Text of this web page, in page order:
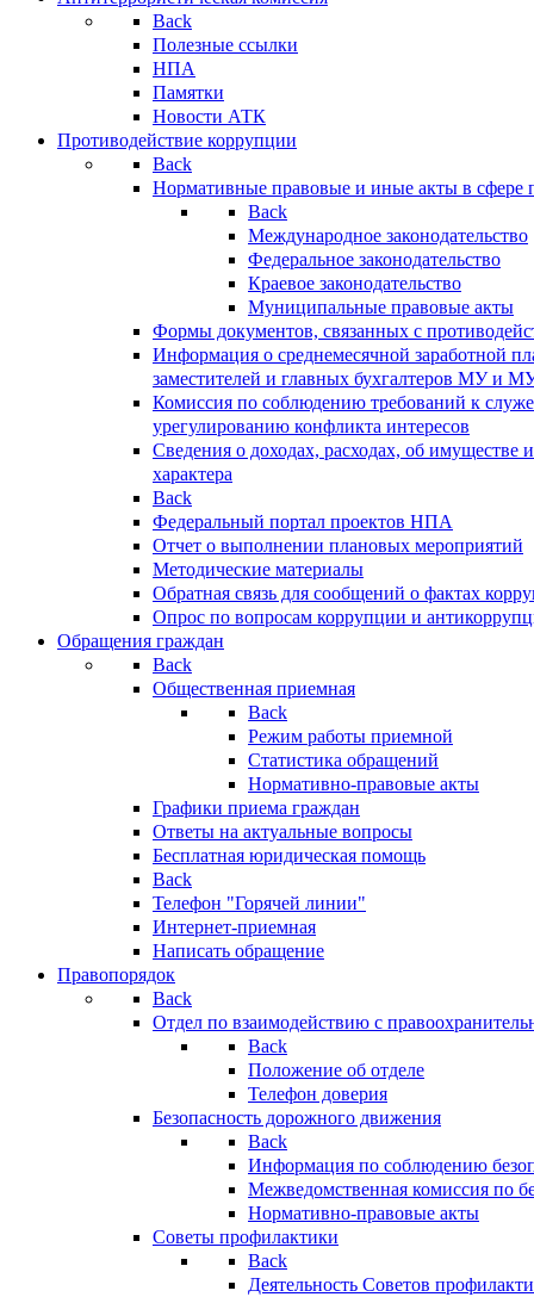
Back
Полезные ссылки
НПА
Памятки
Новости АТК
Противодействие коррупции
Back
Нормативные правовые и иные акты в сфере
Back
Международное законодательство
Федеральное законодательство
Краевое законодательство
Муниципальные правовые акты
Формы документов, связанных с
Информация о среднемесячной заработной
заместителей и главных бухгалтеров МУ и
Комиссия по соблюдению требований к
урегулированию конфликта интересов
Сведения о доходах, расходах, об имуществе
характера
Back
Федеральный портал проектов НПА
Отчет о выполнении плановых мероприятий
Методические материалы
Обратная связь для сообщений о фактах
Опрос по вопросам коррупции и
Обращения граждан
Back
Общественная приемная
Back
Режим работы приемной
Статистика обращений
Нормативно-правовые акты
Графики приема граждан
Ответы на актуальные вопросы
Бесплатная юридическая помощь
Back
Телефон "Горячей линии"
Интернет-приемная
Написать обращение
Правопорядок
Back
Отдел по взаимодействию с
Back
Положение об отделе
Телефон доверия
Безопасность дорожного движения
Back
Информация по соблюдению
Межведомственная комиссия по
Нормативно-правовые акты
Советы профилактики
Back
Деятельность Советов